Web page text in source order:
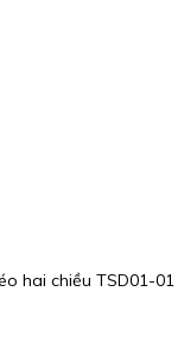
hai chiều TSD01-01